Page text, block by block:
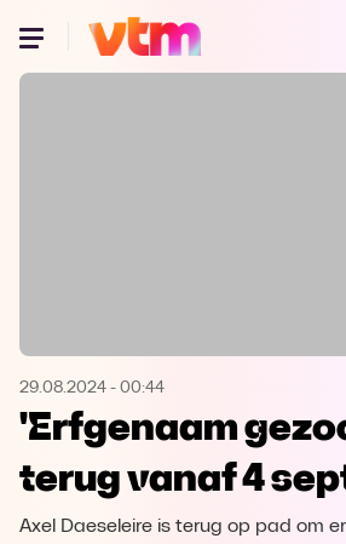
Oeps, browser niet
Microsoft Edge
Opera
29.08.2024 - 00:44
'Erfgenaam
terug vanaf 4
Axel Daeseleire is terug op pad om